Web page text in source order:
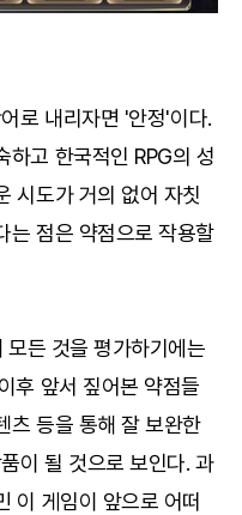
로 내리자면 '안정'이다.
하고 한국적인 RPG의 성
시도가 거의 없어 자칫
는 점은 약점으로 작용할
든 것을 평가하기에는
후 앞서 짚어본 약점들
츠 등을 통해 잘 보완한
이 될 것으로 보인다. 과
이 게임이 앞으로 어떠